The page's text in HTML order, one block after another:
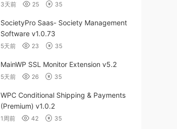
3天前 25 35
SocietyPro Saas- Society Management
Software v1.0.73
5天前 23 35
MainWP SSL Monitor Extension v5.2
5天前 26 35
WPC Conditional Shipping & Payments
(Premium) v1.0.2
1周前 42 35